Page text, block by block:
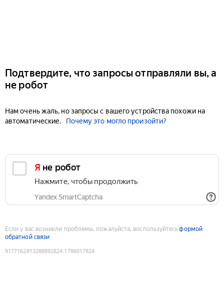
Подтвердите, что запросы отправляли вы, а
не робот
Нам очень жаль, но запросы с вашего устройства похожи на
автоматические.
Почему это могло произойти?
Я не робот
Нажмите, чтобы продолжить
Yandex SmartCaptcha
Если у вас возникли проблемы, пожалуйста, воспользуйтесьформой
обратной связи
9177162813288892824:1786017824